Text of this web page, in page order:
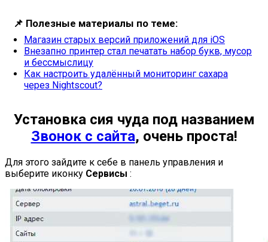
📌 Полезные материалы по теме:
Магазин старых версий приложений для iOS
Внезапно принтер стал печатать набор букв, мусор
и бессмыслицу
Как настроить удалённый мониторинг сахара
через Nightscout?
Установка сия чуда под названием
Звонок с сайта, очень проста!
Для этого зайдите к себе в панель управления и
выберите иконку Сервисы :